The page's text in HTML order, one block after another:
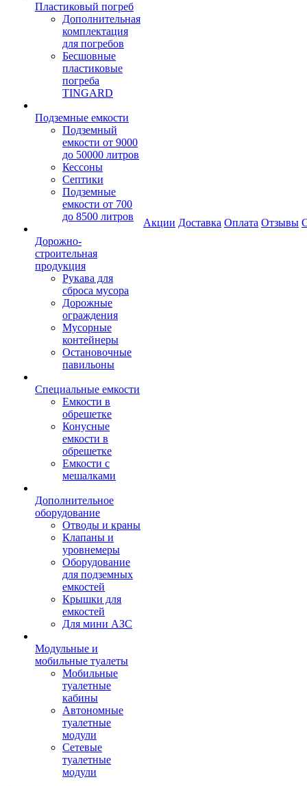
Пластиковый погреб
Дополнительная
комплектация
для погребов
Бесшовные
пластиковые
погреба
TINGARD
Подземные емкости
Подземный
емкости от 9000
до 50000 литров
Кессоны
Септики
Подземные
емкости от 700
до 8500 литров
Дорожно-
строительная
продукция
Рукава для
сброса мусора
Дорожные
ограждения
Мусорные
контейнеры
Остановочные
павильоны
Специальные емкости
Емкости в
обрешетке
Конусные
емкости в
обрешетке
Емкости с
мешалками
Дополнительное
оборудование
Отводы и краны
Клапаны и
уровнемеры
Оборудование
для подземных
емкостей
Крышки для
емкостей
Для мини АЗС
Модульные и
мобильные туалеты
Мобильные
туалетные
кабины
Автономные
туалетные
модули
Сетевые
туалетные
модули
Акции Доставка Оплата Отзывы